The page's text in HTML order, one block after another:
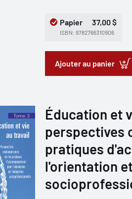
Papier 37,00 $
ISBN: 9782766310906
Ajouter au panier
Éducation et
perspectives
pratiques
l'orientation